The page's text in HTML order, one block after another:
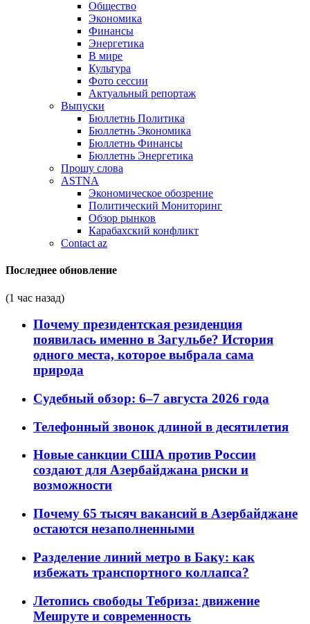
Общество
Экономика
Финансы
Энергетика
В мире
Культура
Фото сессии
Актуальный репортаж
Выпуски
Бюллетнь Политика
Бюллетнь Экономика
Бюллетнь Финансы
Бюллетнь Энергетика
Прошу слова
ASTNA
Экономическое обозрение
Политический Мониторинг
Обзор рынков
Карабахский конфликт
Contact az
Последнее обновление
(1 час назад)
Почему президентская резиденция
появилась именно в Загульбе? История
одного места, которое выбрала сама
природа
Судебный обзор: 6–7 августа 2026 года
Телефонный звонок длиной в десятилетия
Новые санкции США против России
создают для Азербайджана риски и
возможности
Почему 65 тысяч вакансий в Азербайджане
остаются незаполненными
Разделение линий метро в Баку: как
избежать транспортного коллапса?
Летопись свободы Тебриза: движение
Мешруте и современность